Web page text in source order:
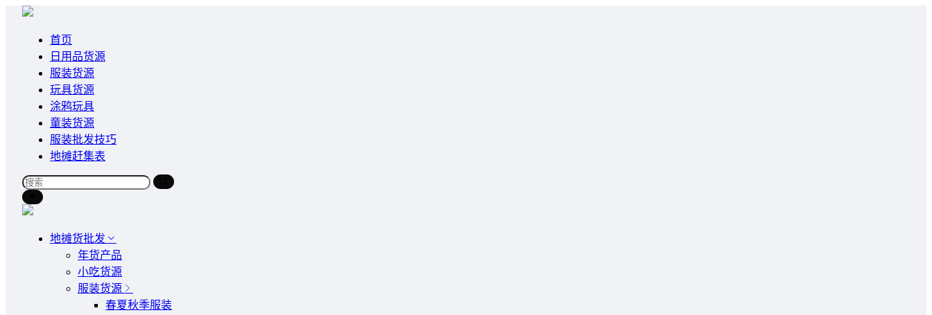
首页
日用品货源
服装货源
玩具货源
涂鸦玩具
童装货源
服装批发技巧
地摊赶集表
地摊货批发
年货产品
小吃货源
服装货源
春夏秋季服装